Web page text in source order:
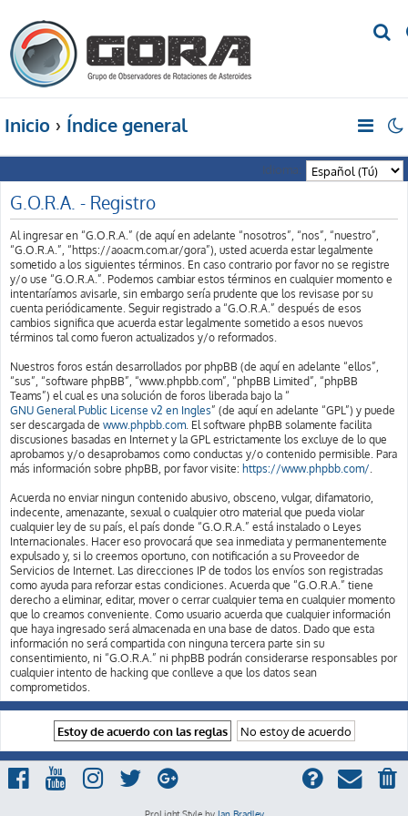
a
r
Inicio Índice general
Idioma:
G.O.R.A. - Registro
Al ingresar en “G.O.R.A.” (de aquí en adelante “nosotros”, “nos”, “nuestro”,
“G.O.R.A.”, “https://aoacm.com.ar/gora”), usted acuerda estar legalmente
sometido a los siguientes términos. En caso contrario por favor no se registre
y/o use “G.O.R.A.”. Podemos cambiar estos términos en cualquier momento e
intentaríamos avisarle, sin embargo sería prudente que los revisase por su
cuenta periódicamente. Seguir registrado a “G.O.R.A.” después de esos
cambios significa que acuerda estar legalmente sometido a esos nuevos
términos tal como fueron actualizados y/o reformados.
Nuestros foros están desarrollados por phpBB (de aquí en adelante “ellos”,
“sus”, “software phpBB”, “www.phpbb.com”, “phpBB Limited”, “phpBB
Teams”) el cual es una solución de foros liberada bajo la “
GNU General Public License v2 en Ingles” (de aquí en adelante “GPL”) y puede
ser descargada de www.phpbb.com . El software phpBB solamente facilita
discusiones basadas en Internet y la GPL estrictamente los excluye de lo que
aprobamos y/o desaprobamos como conductas y/o contenido permisible. Para
más información sobre phpBB, por favor visite: https://www.phpbb.com/
Acuerda no enviar ningun contenido abusivo, obsceno, vulgar, difamatorio,
indecente, amenazante, sexual o cualquier otro material que pueda violar
cualquier ley de su país, el país donde “G.O.R.A.” está instalado o Leyes
Internacionales. Hacer eso provocará que sea inmediata y permanentemente
expulsado y, si lo creemos oportuno, con notificación a su Proveedor de
Servicios de Internet. Las direcciones IP de todos los envíos son registradas
como ayuda para reforzar estas condiciones. Acuerda que “G.O.R.A.” tiene
derecho a eliminar, editar, mover o cerrar cualquier tema en cualquier momento
que lo creamos conveniente. Como usuario acuerda que cualquier información
que haya ingresado será almacenada en una base de datos. Dado que esta
información no será compartida con ninguna tercera parte sin su
consentimiento, ni “G.O.R.A.” ni phpBB podrán considerarse responsables por
cualquier intento de hacking que conlleve a que los datos sean
comprometidos.